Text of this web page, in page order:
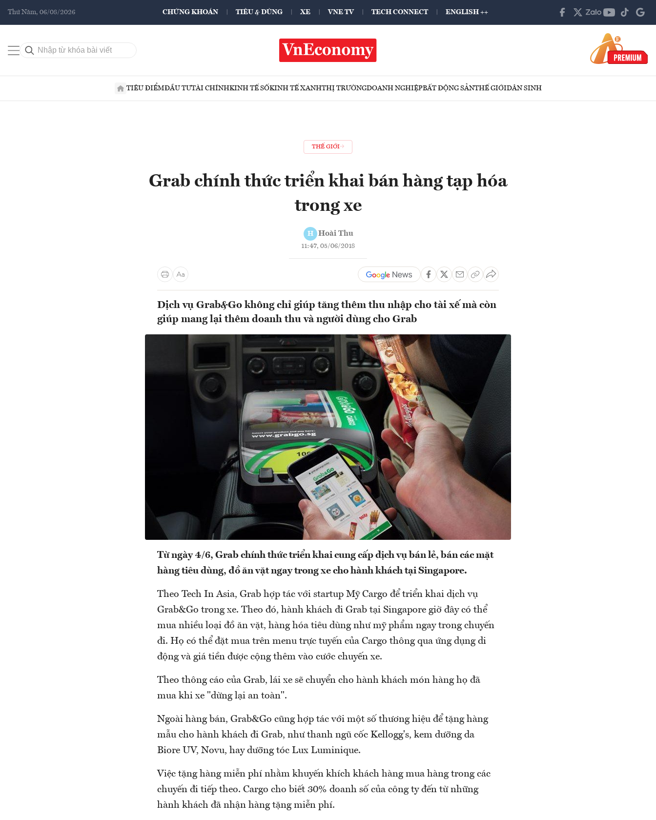
Thứ Năm, 06/08/2026 CHỨNG KHOÁN TIÊU & DÙNG XE VNE TV TECH CONNECT ENGLISH ++
TIÊU ĐIỂMĐẦU TƯTÀI CHÍNHKINH TẾ SỐKINH TẾ XANHTHỊ TRƯỜNGDOANH NGHIỆPBẤT ĐỘNG SẢNTHẾ GIỚIDÂN SINH
THẾ GIỚI
Grab chính thức triển khai bán hàng tạp hóa
trong xe
H Hoài Thu
11:47, 05/06/2018
Dịch vụ Grab&Go không chỉ giúp tăng thêm thu nhập cho tài xế mà còn
giúp mang lại thêm doanh thu và người dùng cho Grab
Từ ngày 4/6, Grab chính thức triển khai cung cấp dịch vụ bán lẻ, bán các mặt
hàng tiêu dùng, đồ ăn vặt ngay trong xe cho hành khách tại Singapore.
Theo Tech In Asia, Grab hợp tác với startup Mỹ Cargo để triển khai dịch vụ
Grab&Go trong xe. Theo đó, hành khách đi Grab tại Singapore giờ đây có thể
mua nhiều loại đồ ăn vặt, hàng hóa tiêu dùng như mỹ phẩm ngay trong chuyến
đi. Họ có thể đặt mua trên menu trực tuyến của Cargo thông qua ứng dụng di
động và giá tiền được cộng thêm vào cước chuyến xe.
Theo thông cáo của Grab, lái xe sẽ chuyển cho hành khách món hàng họ đã
mua khi xe "dừng lại an toàn".
Ngoài hàng bán, Grab&Go cũng hợp tác với một số thương hiệu để tặng hàng
mẫu cho hành khách đi Grab, như thanh ngũ cốc Kellogg's, kem dưỡng da
Biore UV, Novu, hay dưỡng tóc Lux Luminique.
Việc tặng hàng miễn phí nhằm khuyến khích khách hàng mua hàng trong các
chuyến đi tiếp theo. Cargo cho biết 30% doanh số của công ty đến từ những
hành khách đã nhận hàng tặng miễn phí.